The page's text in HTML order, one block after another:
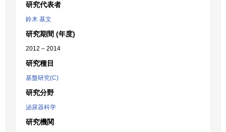
研究代表者
鈴木 基文
研究期間 (年度)
2012 – 2014
研究種目
基盤研究(C)
研究分野
泌尿器科学
研究機関